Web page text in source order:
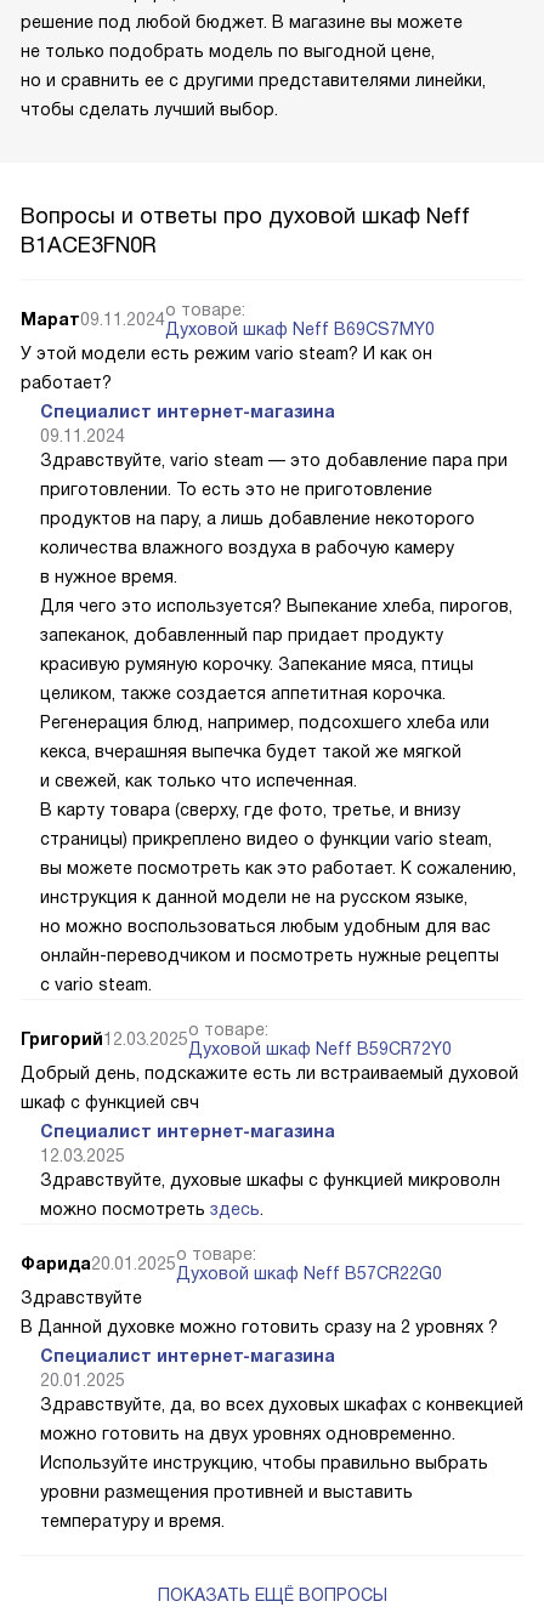
решение под любой бюджет. В магазине вы можете
не только подобрать модель по выгодной цене,
но и сравнить ее с другими представителями линейки,
чтобы сделать лучший выбор.
Вопросы и ответы про духовой шкаф Neff
B1ACE3FN0R
Марат09.11.2024о товаре:
Духовой шкаф Neff B69CS7MY0
У этой модели есть режим vario steam? И как он
работает?
Специалист интернет-магазина
09.11.2024
Здравствуйте, vario steam — это добавление пара при
приготовлении. То есть это не приготовление
продуктов на пару, а лишь добавление некоторого
количества влажного воздуха в рабочую камеру
в нужное время.
Для чего это используется? Выпекание хлеба, пирогов,
запеканок, добавленный пар придает продукту
красивую румяную корочку. Запекание мяса, птицы
целиком, также создается аппетитная корочка.
Регенерация блюд, например, подсохшего хлеба или
кекса, вчерашняя выпечка будет такой же мягкой
и свежей, как только что испеченная.
В карту товара (сверху, где фото, третье, и внизу
страницы) прикреплено видео о функции vario steam,
вы можете посмотреть как это работает. К сожалению,
инструкция к данной модели не на русском языке,
но можно воспользоваться любым удобным для вас
онлайн-переводчиком и посмотреть нужные рецепты
с vario steam.
Григорий12.03.2025о товаре:
Духовой шкаф Neff B59CR72Y0
Добрый день, подскажите есть ли встраиваемый духовой
шкаф с функцией свч
Специалист интернет-магазина
12.03.2025
Здравствуйте, духовые шкафы с функцией микроволн
можно посмотреть здесь.
Фарида20.01.2025о товаре:
Духовой шкаф Neff B57CR22G0
Здравствуйте
В Данной духовке можно готовить сразу на 2 уровнях ?
Специалист интернет-магазина
20.01.2025
Здравствуйте, да, во всех духовых шкафах с конвекцией
можно готовить на двух уровнях одновременно.
Используйте инструкцию, чтобы правильно выбрать
уровни размещения противней и выставить
температуру и время.
ПОКАЗАТЬ ЕЩЁ ВОПРОСЫ